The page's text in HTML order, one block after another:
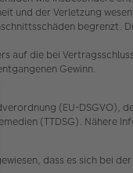
und der Verletzung
begrenzt.
auf die bei
Gewinn.
(EU-DSGVO),
(TTDSG). Nähere
dass es sich bei